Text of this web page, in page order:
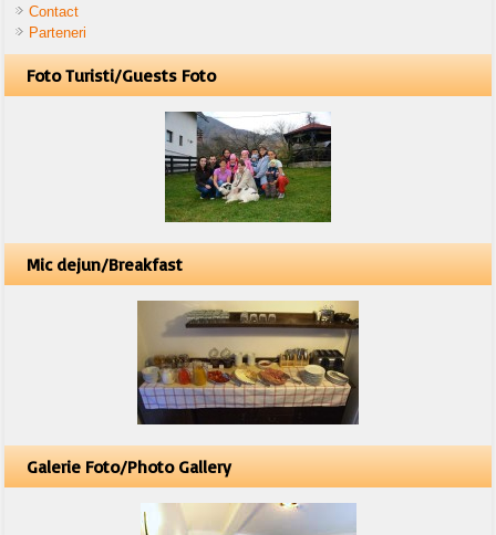
Contact
Parteneri
Foto Turisti/Guests Foto
Mic dejun/Breakfast
Galerie Foto/Photo Gallery